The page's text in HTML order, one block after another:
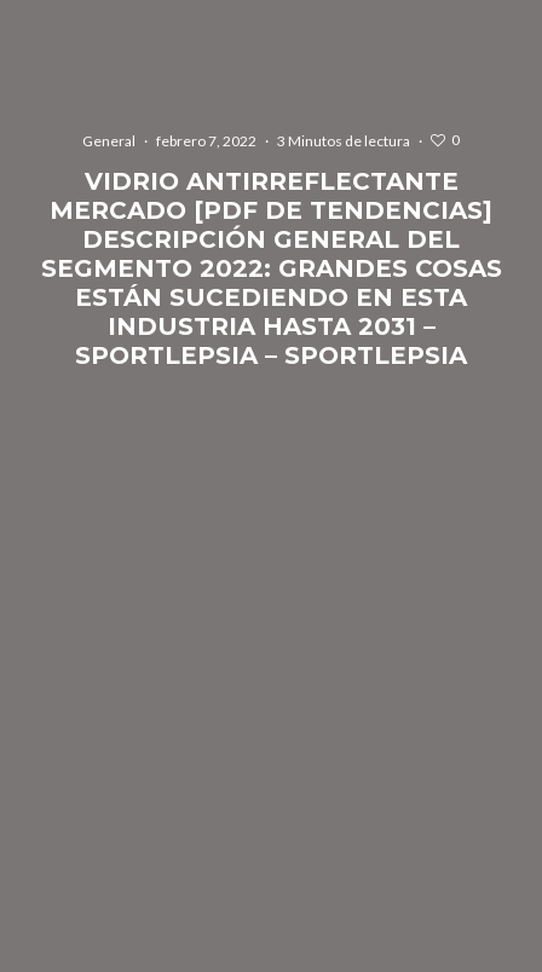
General · febrero 7, 2022 · 3 Minutos de lectura · 0
VIDRIO ANTIRREFLECTANTE
MERCADO [PDF DE TENDENCIAS]
DESCRIPCIÓN GENERAL DEL
SEGMENTO 2022: GRANDES COSAS
ESTÁN SUCEDIENDO EN ESTA
INDUSTRIA HASTA 2031 –
SPORTLEPSIA – SPORTLEPSIA